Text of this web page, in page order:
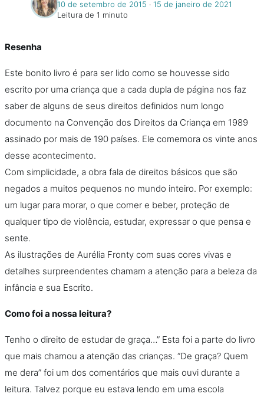
10 de setembro de 2015 ‧ 15 de janeiro de 2021
Leitura de 1 minuto
Resenha
Este bonito livro é para ser lido como se houvesse sido
escrito por uma criança que a cada dupla de página nos faz
saber de alguns de seus direitos definidos num longo
documento na Convenção dos Direitos da Criança em 1989
assinado por mais de 190 países. Ele comemora os vinte anos
desse acontecimento.
Com simplicidade, a obra fala de direitos básicos que são
negados a muitos pequenos no mundo inteiro. Por exemplo:
um lugar para morar, o que comer e beber, proteção de
qualquer tipo de violência, estudar, expressar o que pensa e
sente.
As ilustrações de Aurélia Fronty com suas cores vivas e
detalhes surpreendentes chamam a atenção para a beleza da
infância e sua Escrito.
Como foi a nossa leitura?
Tenho o direito de estudar de graça…” Esta foi a parte do livro
que mais chamou a atenção das crianças. “De graça? Quem
me dera” foi um dos comentários que mais ouvi durante a
leitura. Talvez porque eu estava lendo em uma escola